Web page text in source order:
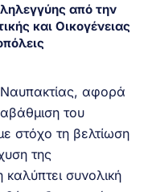
από την
και Οικογένειας
αφορά
του
στόχο τη βελτίωση
της
συνολική